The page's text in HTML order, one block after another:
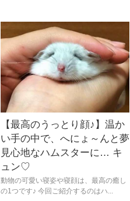
【最高のうっとり顔♪】温か
い手の中で、へにょ～んと夢
見心地なハムスターに… キ
ュン♡
動物の可愛い寝姿や寝顔は、最高の癒し
の1つです♪ 今回ご紹介するのはハ...